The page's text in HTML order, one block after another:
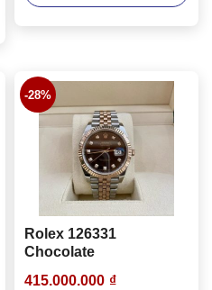
Rolex 126331
Chocolate
415.000.000 ₫
-28%